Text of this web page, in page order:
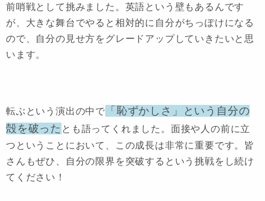
前哨戦として挑みました。英語という壁もあるんです
が、大きな舞台でやると相対的に自分がちっぽけになる
ので、自分の見せ方をグレードアップしていきたいと思
います。
転ぶという演出の中で
「恥ずかしさ」という自分の
殻を破った とも語ってくれました。面接や人の前に立
つということにおいて、この成長は非常に重要です。皆
さんもぜひ、自分の限界を突破するという挑戦をし続け
てください！